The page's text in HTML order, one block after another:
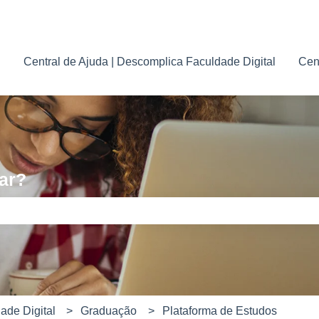
Central de Ajuda | Descomplica Faculdade Digital
pesquisa está em branco.
Digital Graduação Plataforma de Estudos